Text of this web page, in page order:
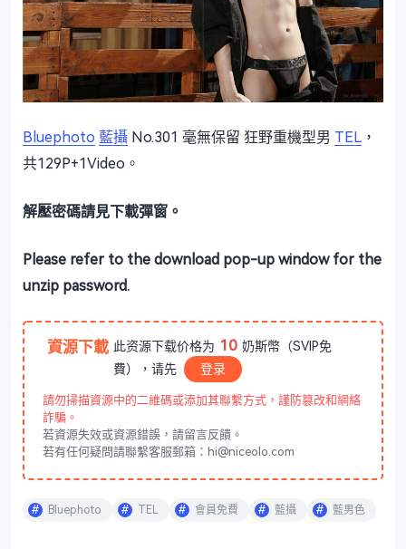
Bluephoto 藍攝 No.301 毫無保留 狂野重機型男 TEL ，
共129P+1Video。
解壓密碼請見下載彈窗。
Please refer to the download pop-up window for the
unzip password.
資源下載 此资源下载价格为 10 奶斯幣（SVIP免
費），请先
登录
請勿掃描資源中的二維碼或添加其聯繫方式，謹防篡改和網絡
詐騙。
若資源失效或資源錯誤，請留言反饋。
若有任何疑問請聯繫客服郵箱：hi@niceolo.com
Bluephoto TEL 會員免費 藍攝 藍男色